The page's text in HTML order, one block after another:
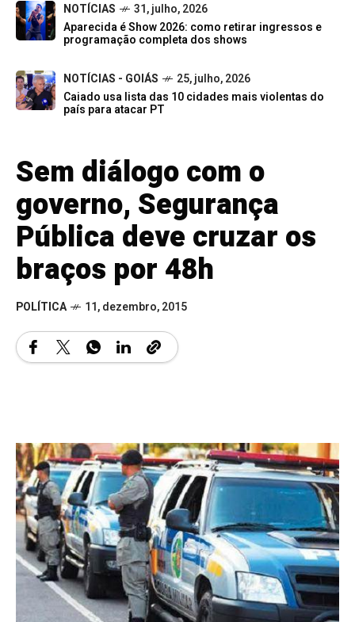
NOTÍCIAS
31, julho, 2026
Aparecida é Show 2026: como retirar ingressos e
programação completa dos shows
NOTÍCIAS - GOIÁS
25, julho, 2026
Caiado usa lista das 10 cidades mais violentas do
país para atacar PT
Sem diálogo com o
governo, Segurança
Pública deve cruzar os
braços por 48h
POLÍTICA 11, dezembro, 2015